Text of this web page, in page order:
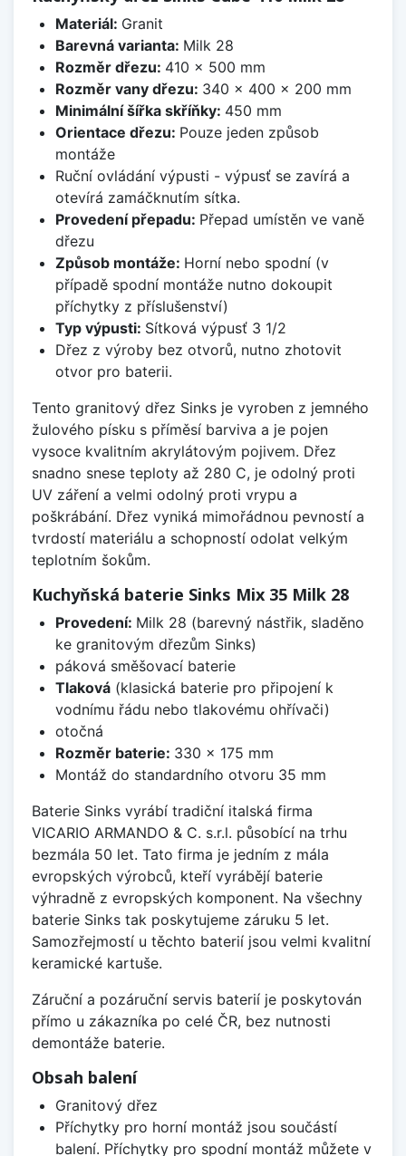
Materiál: Granit
Barevná varianta: Milk 28
Rozměr dřezu: 410 x 500 mm
Rozměr vany dřezu: 340 x 400 x 200 mm
Minimální šířka skříňky: 450 mm
Orientace dřezu: Pouze jeden způsob
montáže
Ruční ovládání výpusti - výpusť se zavírá a
otevírá zamáčknutím sítka.
Provedení přepadu: Přepad umístěn ve vaně
dřezu
Způsob montáže: Horní nebo spodní (v
případě spodní montáže nutno dokoupit
příchytky z příslušenství)
Typ výpusti: Sítková výpusť 3 1/2
Dřez z výroby bez otvorů, nutno zhotovit
otvor pro baterii.
Tento granitový dřez Sinks je vyroben z jemného
žulového písku s příměsí barviva a je pojen
vysoce kvalitním akrylátovým pojivem. Dřez
snadno snese teploty až 280 C, je odolný proti
UV záření a velmi odolný proti vrypu a
poškrábání. Dřez vyniká mimořádnou pevností a
tvrdostí materiálu a schopností odolat velkým
teplotním šokům.
Kuchyňská baterie Sinks Mix 35 Milk 28
Provedení: Milk 28 (barevný nástřik, sladěno
ke granitovým dřezům Sinks)
páková směšovací baterie
Tlaková(klasická baterie pro připojení k
vodnímu řádu nebo tlakovému ohřívači)
otočná
Rozměr baterie: 330 x 175 mm
Montáž do standardního otvoru 35 mm
Baterie Sinks vyrábí tradiční italská firma
VICARIO ARMANDO & C. s.r.l. působící na trhu
bezmála 50 let. Tato firma je jedním z mála
evropských výrobců, kteří vyrábějí baterie
výhradně z evropských komponent. Na všechny
baterie Sinks tak poskytujeme záruku 5 let.
Samozřejmostí u těchto baterií jsou velmi kvalitní
keramické kartuše.
Záruční a pozáruční servis baterií je poskytován
přímo u zákazníka po celé ČR, bez nutnosti
demontáže baterie.
Obsah balení
Granitový dřez
Příchytky pro horní montáž jsou součástí
balení. Příchytky pro spodní montáž můžete v